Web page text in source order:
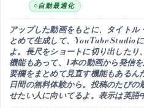
得意なこと
タグ候補・タイトルのA/Bテスト
使い方
Chrome拡張・YouTube Studio上で
料金の内訳
無料プランあり / Pro 月4.99ドル前
払い20%off・2026年時点の目安）
おすすめ用途
自動最適化
アップした動画をもとに、タイト
とめて生成して、YouTube Studio
よ。長尺をショートに切り出した
機能もあって、1本の動画から発信
要欄をまとめて見直す機能もある
日間の無料体験から。投稿のたび
せたい人に向いてるよ。表示は英語